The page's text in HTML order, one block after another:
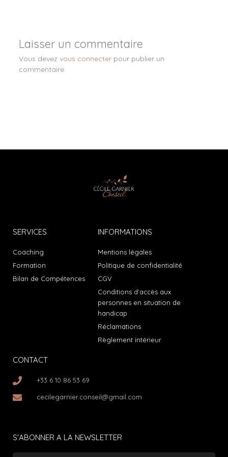
Laisser un commentaire
Vous devez vous connecterpour publier un
commentaire.
SERVICES
Coaching
Formation
Bilan de Compétences
INFORMATIONS
Mentions légales
Politique de confidentialité
CGV
Conditions d’accès aux
personnes en situation de
handicap
Réclamations
Règlement intérieur
CONTACT
+33 6 10 86 53 69
cecilegarnier.conseil@gmail.com
S'ABONNER A LA NEWSLETTER